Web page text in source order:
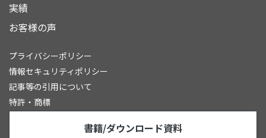
実績
お客様の声
プライバシーポリシー
情報セキュリティポリシー
記事等の引用について
特許・商標
書籍/ダウンロード資料